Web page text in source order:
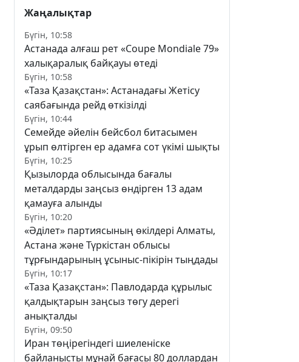
Жаңалықтар
Бүгін, 10:58
Астанада алғаш рет «Coupe Mondiale 79»
халықаралық байқауы өтеді
Бүгін, 10:58
«Таза Қазақстан»: Астанадағы Жетісу
саябағында рейд өткізілді
Бүгін, 10:44
Семейде әйелін бейсбол битасымен
ұрып өлтірген ер адамға сот үкімі шықты
Бүгін, 10:25
Қызылорда облысында бағалы
металдарды заңсыз өндірген 13 адам
қамауға алынды
Бүгін, 10:20
«Әділет» партиясының өкілдері Алматы,
Астана және Түркістан облысы
тұрғындарының ұсыныс-пікірін тыңдады
Бүгін, 10:17
«Таза Қазақстан»: Павлодарда құрылыс
қалдықтарын заңсыз төгу дерегі
анықталды
Бүгін, 09:50
Иран төңірегіндегі шиеленіске
байланысты мұнай бағасы 80 доллардан